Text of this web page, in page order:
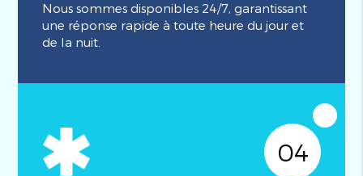
Nous sommes disponibles 24/7, garantissant
une réponse rapide à toute heure du jour et
de la nuit.
04